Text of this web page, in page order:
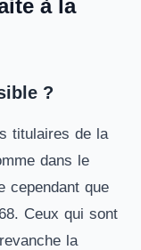
à la
?
titulaires de la
dans le
cependant que
Ceux qui sont
la